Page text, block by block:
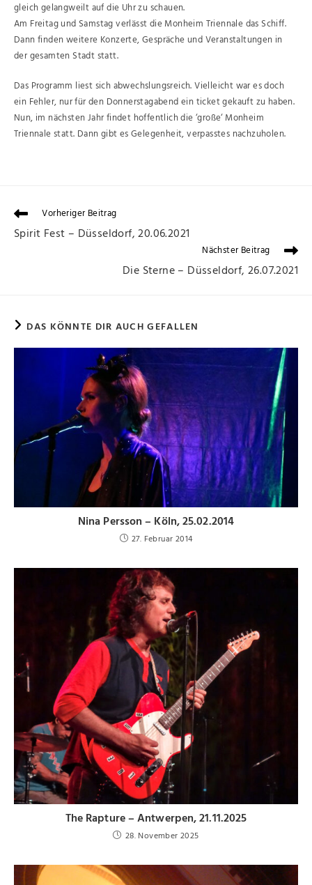
gleich gelangweilt auf die Uhr zu schauen.
Am Freitag und Samstag verlässt die Monheim Triennale das Schiff.
Dann finden weitere Konzerte, Gespräche und Veranstaltungen in
der gesamten Stadt statt.
Das Programm liest sich abwechslungsreich. Vielleicht war es doch
ein Fehler, nur für den Donnerstagabend ein ticket gekauft zu haben.
Nun, im nächsten Jahr findet hoffentlich die ‘große‘ Monheim
Triennale statt. Dann gibt es Gelegenheit, verpasstes nachzuholen.
Vorheriger Beitrag
Spirit Fest – Düsseldorf, 20.06.2021
Nächster Beitrag
Die Sterne – Düsseldorf, 26.07.2021
DAS KÖNNTE DIR AUCH GEFALLEN
Nina Persson – Köln, 25.02.2014
27. Februar 2014
The Rapture – Antwerpen, 21.11.2025
28. November 2025